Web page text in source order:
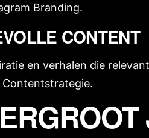
Branding.
CONTENT
en verhalen die
Contentstrategie.